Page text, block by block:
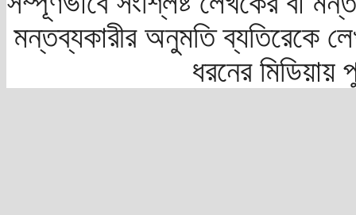
মন্তব্যকারীর অনুমতি ব্যতিরেকে
ধরনের মিডিয়ায়